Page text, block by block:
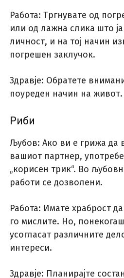
Работа: Тргнувате од
или од лажна слика што
личност, и на тој начин
погрешен заклучок.
Здравје: Обратете
поуреден начин на живот.
Риби
Љубов: Ако ви е грижа да
вашиот партнер,
„корисен трик“. Во
работи се дозволени.
Работа: Имате храброст
го мислите. Но,
усогласат различните
интереси.
Здравје: Планирајте